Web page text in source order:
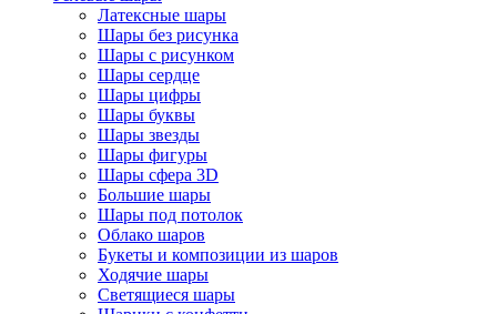
Латексные шары
Шары без рисунка
Шары с рисунком
Шары сердце
Шары цифры
Шары буквы
Шары звезды
Шары фигуры
Шары сфера 3D
Большие шары
Шары под потолок
Облако шаров
Букеты и композиции из шаров
Ходячие шары
Светящиеся шары